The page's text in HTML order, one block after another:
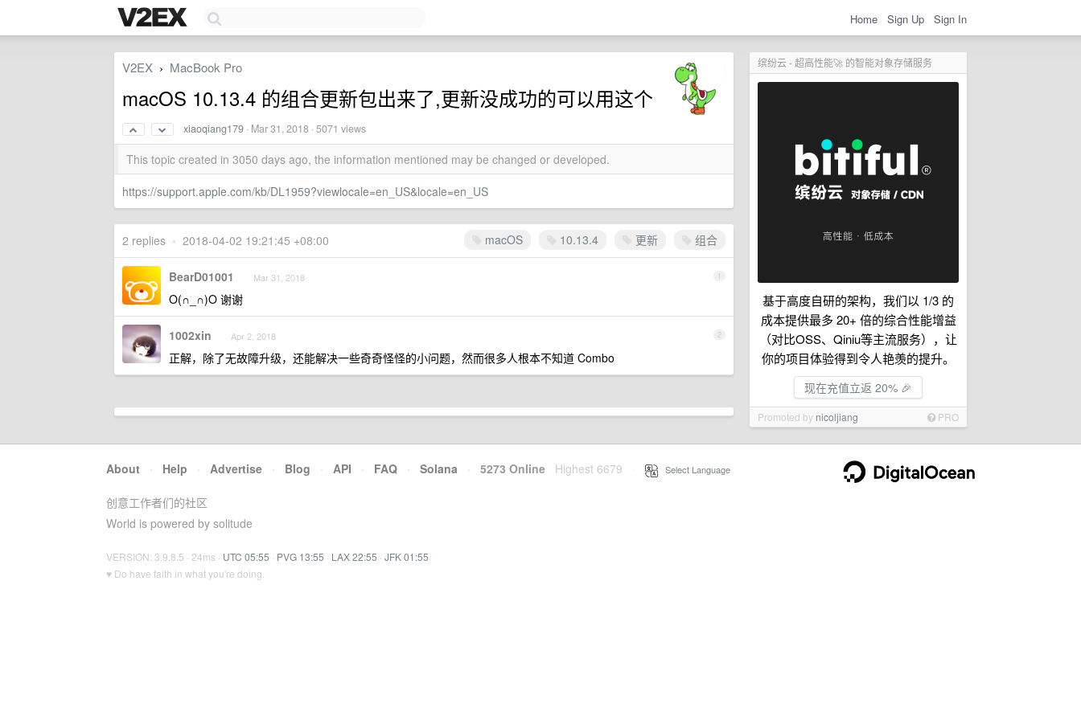
Home Sign Up Sign In
缤纷云 - 超高性能🚀 的智能对象存储服务
基于高度自研的架构，我们以 1/3 的
成本提供最多 20+ 倍的综合性能增益
（对比OSS、Qiniu等主流服务），让
你的项目体验得到令人艳羡的提升。
现在充值立返 20% 🎉
Promoted by nicoljiang PRO
V2EX › MacBook Pro
macOS 10.13.4 的组合更新包出来了,更新没成功的可以用这个
xiaoqiang179 · Mar 31, 2018 · 5071 views
This topic created in 3050 days ago, the information mentioned may be changed or developed.
https://support.apple.com/kb/DL1959?viewlocale=en_US&locale=en_US
macOS 10.13.4 更新 组合
2 replies • 2018-04-02 19:21:45 +08:00
1
BearD01001 Mar 31, 2018
O(∩_∩)O 谢谢
2
1002xin Apr 2, 2018
正解，除了无故障升级，还能解决一些奇奇怪怪的小问题，然而很多人根本不知道 Combo
About · Help · Advertise · Blog · API · FAQ · Solana · 5273 Online Highest 6679 Select Language
创意工作者们的社区
World is powered by solitude
VERSION: 3.9.8.5 · 24ms · UTC 05:55 · PVG 13:55 · LAX 22:55 · JFK 01:55
♥ Do have faith in what you're doing.